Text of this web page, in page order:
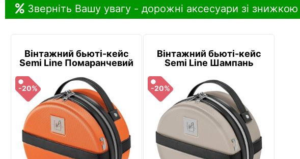
Зверніть Вашу увагу - дорожні аксесуари зі знижкою
Вінтажний бьюті-кейс
Semi Line Помаранчевий
-20%
Вінтажний бьюті-кейс
Semi Line Шампань
-20%